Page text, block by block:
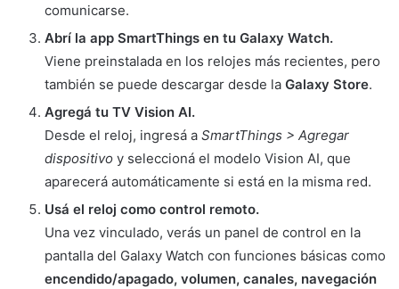
comunicarse.
Abrí la app SmartThings en tu Galaxy Watch.
Viene preinstalada en los relojes más recientes, pero
también se puede descargar desde la Galaxy Store.
Agregá tu TV Vision AI.
Desde el reloj, ingresá a SmartThings > Agregar
dispositivo y seleccioná el modelo Vision AI, que
aparecerá automáticamente si está en la misma red.
Usá el reloj como control remoto.
Una vez vinculado, verás un panel de control en la
pantalla del Galaxy Watch con funciones básicas como
encendido/apagado, volumen, canales, navegación